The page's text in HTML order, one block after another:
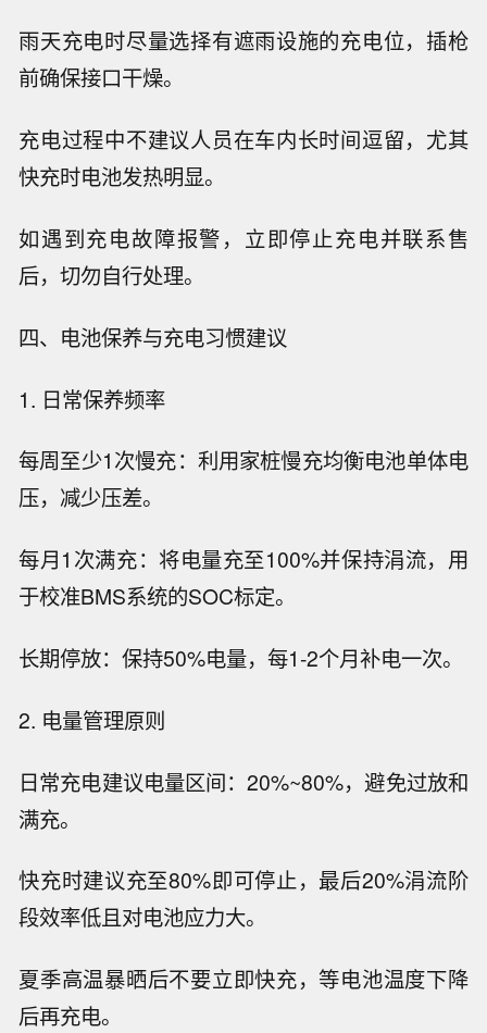
雨天充电时尽量选择有遮雨设施的充电位，插枪
前确保接口干燥。
充电过程中不建议人员在车内长时间逗留，尤其
快充时电池发热明显。
如遇到充电故障报警，立即停止充电并联系售
后，切勿自行处理。
四、电池保养与充电习惯建议
1. 日常保养频率
每周至少1次慢充：利用家桩慢充均衡电池单体电
压，减少压差。
每月1次满充：将电量充至100%并保持涓流，用
于校准BMS系统的SOC标定。
长期停放：保持50%电量，每1-2个月补电一次。
2. 电量管理原则
日常充电建议电量区间：20%~80%，避免过放和
满充。
快充时建议充至80%即可停止，最后20%涓流阶
段效率低且对电池应力大。
夏季高温暴晒后不要立即快充，等电池温度下降
后再充电。